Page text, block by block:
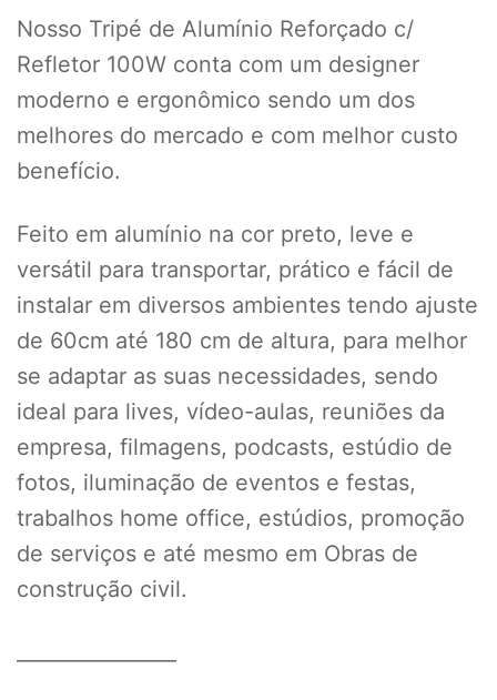
Nosso Tripé de Alumínio Reforçado c/
Refletor 100W conta com um designer
moderno e ergonômico sendo um dos
melhores do mercado e com melhor custo
benefício.
Feito em alumínio na cor preto, leve e
versátil para transportar, prático e fácil de
instalar em diversos ambientes tendo ajuste
de 60cm até 180 cm de altura, para melhor
se adaptar as suas necessidades, sendo
ideal para lives, vídeo-aulas, reuniões da
empresa, filmagens, podcasts, estúdio de
fotos, iluminação de eventos e festas,
trabalhos home office, estúdios, promoção
de serviços e até mesmo em Obras de
construção civil.